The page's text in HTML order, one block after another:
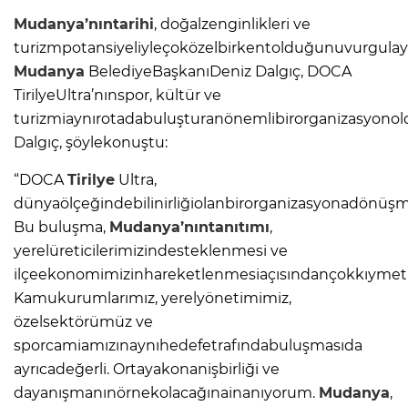
Mudanya’nıntarihi, doğalzenginlikleri ve
Mudanya BelediyeBaşkanıDeniz Dalgıç, DOCA
TirilyeUltra’nınspor, kültür ve
Dalgıç, şöylekonuştu:
“DOCA Tirilye Ultra,
Bu buluşma, Mudanya’nıntanıtımı,
yerelüreticilerimizindesteklenmesi ve
Kamukurumlarımız, yerelyönetimimiz,
özelsektörümüz ve
sporcamiamızınaynıhedefetrafındabuluşmasıda
ayrıcadeğerli. Ortayakonanişbirliği ve
dayanışmanınörnekolacağınainanıyorum. Mudanya,